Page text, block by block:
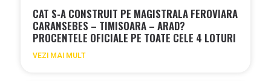
CAT S-A CONSTRUIT PE MAGISTRALA FEROVIARA
CARANSEBES – TIMISOARA – ARAD?
PROCENTELE OFICIALE PE TOATE CELE 4 LOTURI
VEZI MAI MULT